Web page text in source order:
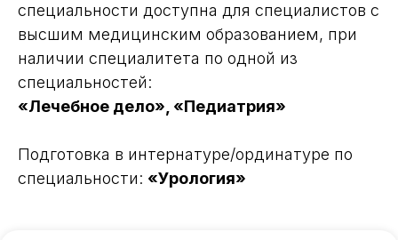
специальности доступна для специалистов с
высшим медицинским образованием, при
наличии специалитета по одной из
специальностей:
«Лечебное дело», «Педиатрия»
Подготовка в интернатуре/ординатуре по
специальности: «Урология»